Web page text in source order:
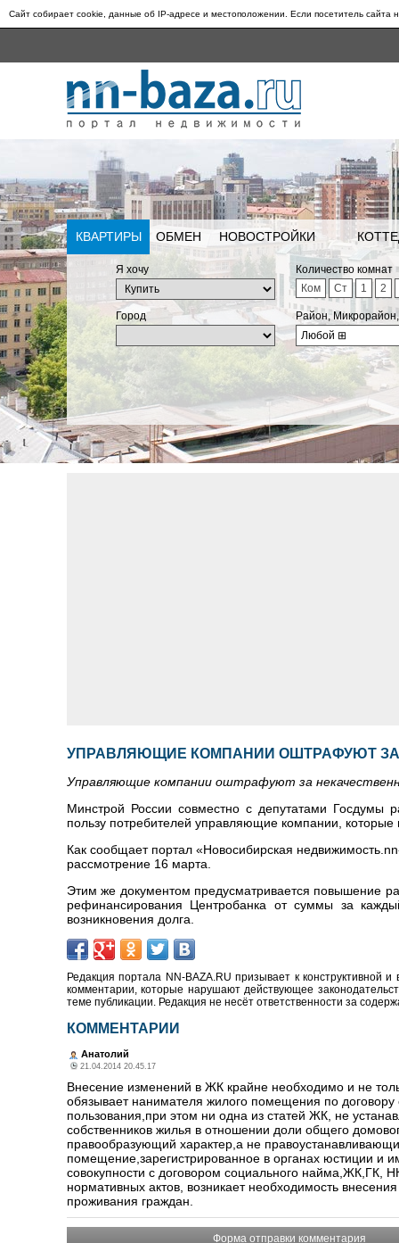
Сайт собирает cookie, данные об IP-адресе и местоположении. Если посетитель сайта
КВАРТИРЫ ОБМЕН НОВОСТРОЙКИ
Я хочу
Количество комнат
Ком
Ст 1 2
Город
Район,
Любой ⊞
УПРАВЛЯЮЩИЕ КОМПАНИИ ОШТРАФУЮТ
Управляющие компании оштрафуют за
Минстрой России совместно с депутатами Госдумы
пользу потребителей управляющие компании, которые
Как сообщает портал «Новосибирская
рассмотрение 16 марта.
Этим же документом предусматривается повышение
рефинансирования Центробанка от суммы за
возникновения долга.
Редакция портала NN-BAZA.RU призывает к конструктивной
комментарии, которые нарушают действующее
теме публикации. Редакция не несёт ответственности за
КОММЕНТАРИИ
Анатолий
21.04.2014 20.45.17
Внесение изменений в ЖК крайне необходимо и не
обязывает нанимателя жилого помещения по
пользования,при этом ни одна из статей ЖК, не
собственников жилья в отношении доли общего
правообразующий характер,а не
помещение,зарегистрированное в органах юстиции и
совокупности с договором социального
нормативных актов, возникает необходимость
проживания граждан.
Форма отправки комментария